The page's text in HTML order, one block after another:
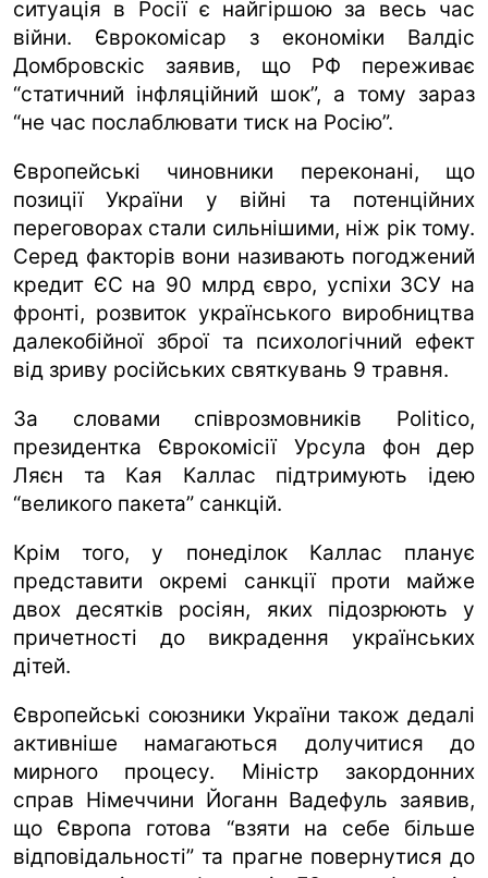
ситуація в Росії є найгіршою за весь час
війни. Єврокомісар з економіки Валдіс
Домбровскіс заявив, що РФ переживає
“статичний інфляційний шок”, а тому зараз
“не час послаблювати тиск на Росію”.
Європейські чиновники переконані, що
позиції України у війні та потенційних
переговорах стали сильнішими, ніж рік тому.
Серед факторів вони називають погоджений
кредит ЄС на 90 млрд євро, успіхи ЗСУ на
фронті, розвиток українського виробництва
далекобійної зброї та психологічний ефект
від зриву російських святкувань 9 травня.
За словами співрозмовників Politico,
президентка Єврокомісії Урсула фон дер
Ляєн та Кая Каллас підтримують ідею
“великого пакета” санкцій.
Крім того, у понеділок Каллас планує
представити окремі санкції проти майже
двох десятків росіян, яких підозрюють у
причетності до викрадення українських
дітей.
Європейські союзники України також дедалі
активніше намагаються долучитися до
мирного процесу. Міністр закордонних
справ Німеччини Йоганн Вадефуль заявив,
що Європа готова “взяти на себе більше
відповідальності” та прагне повернутися до